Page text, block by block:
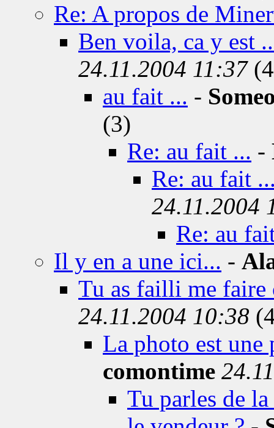
Re: A propos de
Ben voila, ca y est
24.11.2004 11:37
au fait ... -
(3)
Re: au fait ... -
Re: au fait
24.11.2004
Re: au
Il y en a une ici... -
Tu as failli me faire
24.11.2004 10:38
La photo est une
comontime
Tu parles de